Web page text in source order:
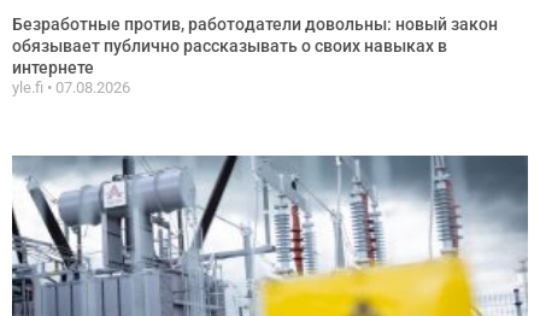
Безработные против, работодатели довольны: новый закон
обязывает публично рассказывать о своих навыках в
интернете
yle.fi 07.08.2026